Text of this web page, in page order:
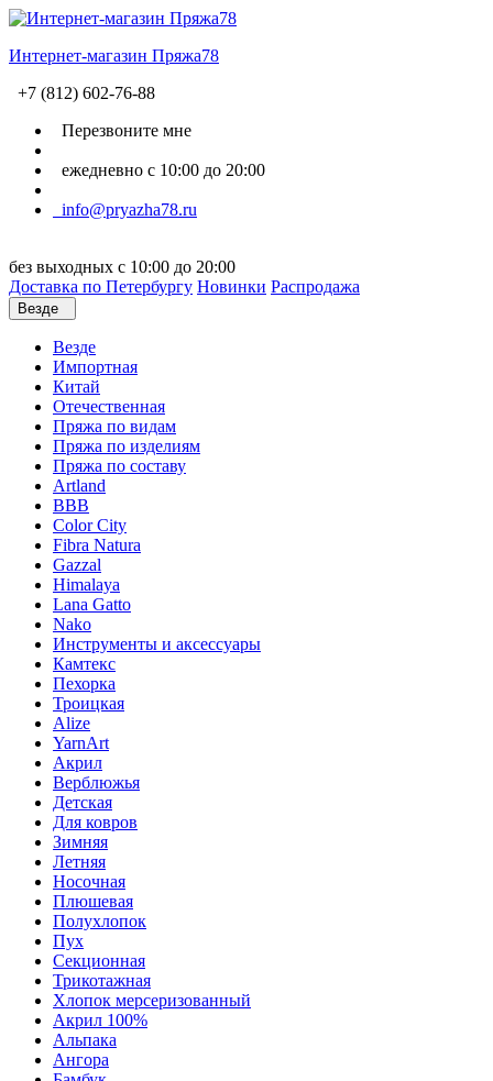
Интернет-магазин Пряжа78
+7 (812) 602-76-88
Перезвоните мне
ежедневно с 10:00 до 20:00
info@pryazha78.ru
без выходных с 10:00 до 20:00
Доставка по Петербургу Новинки Распродажа
Везде
Везде
Импортная
Китай
Отечественная
Пряжа по видам
Пряжа по изделиям
Пряжа по составу
Artland
BBB
Color City
Fibra Natura
Gazzal
Himalaya
Lana Gatto
Nako
Инструменты и аксессуары
Камтекс
Пехорка
Троицкая
Alize
YarnArt
Акрил
Верблюжья
Детская
Для ковров
Зимняя
Летняя
Носочная
Плюшевая
Полухлопок
Пух
Секционная
Трикотажная
Хлопок мерсеризованный
Акрил 100%
Альпака
Ангора